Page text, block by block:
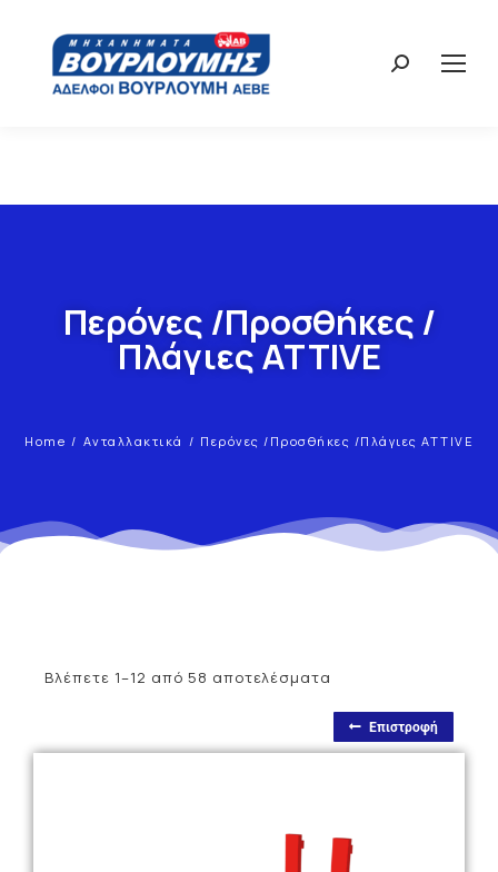
Περόνες /Προσθήκες /
Πλάγιες ATTIVE
You are here:
Home Ανταλλακτικά Περόνες /Προσθήκες /Πλάγιες ATTIVE
Βλέπετε 1–12 από 58 αποτελέσματα
Επιστροφή